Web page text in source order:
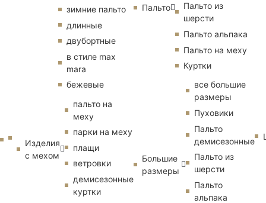
зимние пальто
длинные
двубортные
в стиле max
mara
бежевые
Изделия
с мехом
пальто на
меху
парки на меху
плащи
ветровки
демисезонные
куртки
Пальто
Пальто из
шерсти
Пальто альпака
Пальто на меху
Куртки
Большие
размеры
все большие
размеры
Пуховики
Пальто
демисезонные
Пальто из
шерсти
Пальто
альпака